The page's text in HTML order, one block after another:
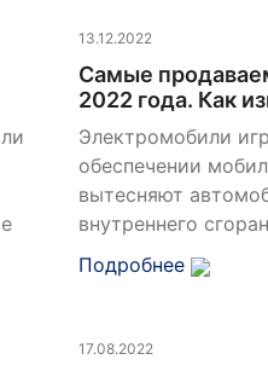
13.12.2022
Самые
2022 года. Как
Электромобили
обеспечении
вытесняют
внутреннего
Подробнее
17.08.2022